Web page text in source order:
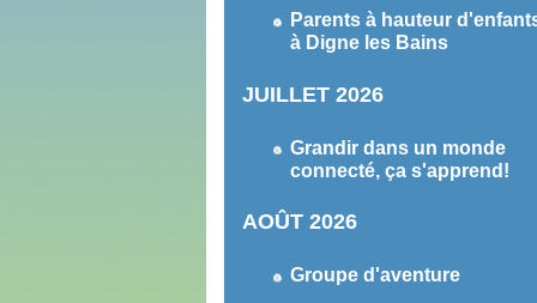
Parents à hauteur
à Digne les Bains
JUILLET 2026
Grandir dans un monde
connecté, ça s'apprend!
AOÛT 2026
Groupe d'aventure